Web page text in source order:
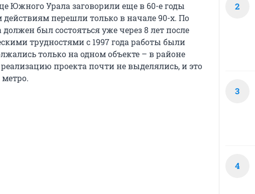
Южного Урала заговорили еще в 60-е годы
перешли только в начале 90-х. По
был состояться уже через 8 лет после
трудностями с 1997 года работы были
только на одном объекте – в районе
проекта почти не выделялись, и это
2
3
4